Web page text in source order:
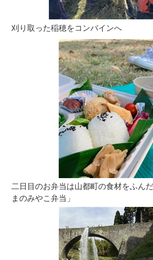
刈り取った稲穂をコンバインへ
二日目のお弁当は山都町の食材をふん
まのみやこ弁当」